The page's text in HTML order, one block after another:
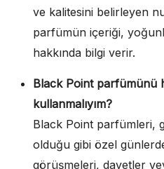
ve kalitesini belirleyen
parfümün içeriği,
hakkında bilgi verir.
Black Point parfümünü
kullanmalıyım?
Black Point parfümleri,
olduğu gibi özel
görüşmeleri, davetler